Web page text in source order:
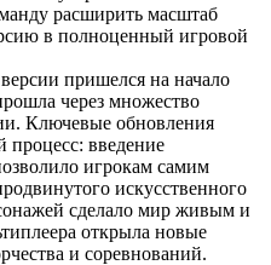
расширить масштаб
в полноценный игровой
пришелся на начало
через множество
Ключевые обновления
процесс: введение
игрокам самим
искусственного
сделало мир живым и
открыла новые
и соревнований.